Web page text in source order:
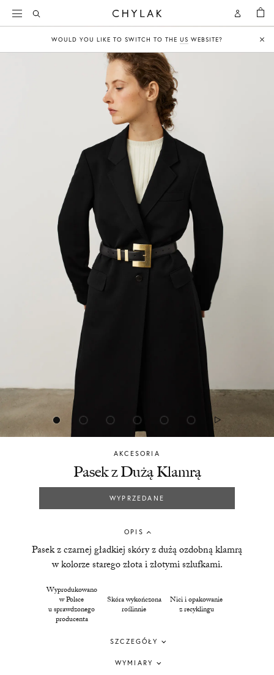
Open
Account
Open
Search
WOULD YOU LIKE TO SWITCH TO THE US WEBSITE?
AKCESORIA
Chylak
Pasek z Dużą Klamrą
WYPRZEDANE
OPIS
Pasek z czarnej gładkiej skóry z dużą ozdobną klamrą
w kolorze starego złota i złotymi szlufkami.
Wyprodukowano
w Polsce
u sprawdzonego
producenta
Skóra wykończona
roślinnie
Nici i opakowanie
z recyklingu
SZCZEGÓŁY
WYMIARY